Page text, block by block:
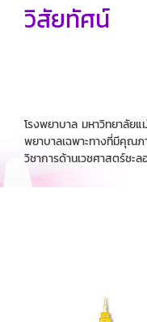
วิสัยทัศน์
โรงพยาบาล มหาวิทยาลัย
พยาบาลเฉพาะทางที่มีคุณ
วิชาการด้านเวชศาสตร์ชะ